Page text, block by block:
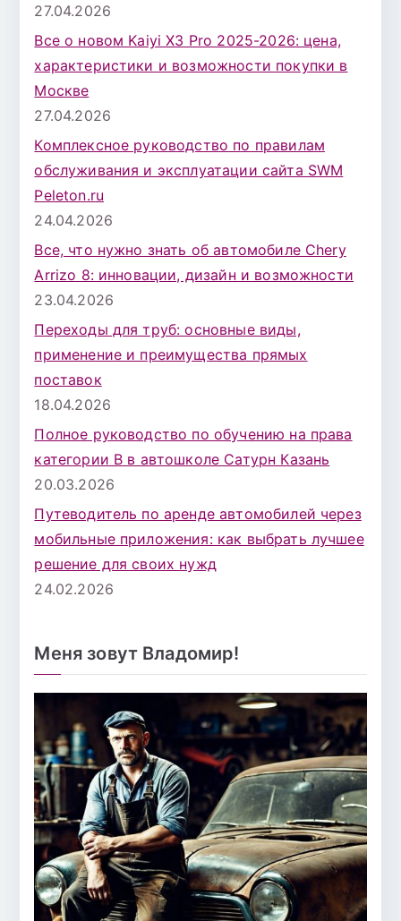
27.04.2026
Все о новом Kaiyi X3 Pro 2025-2026: цена,
характеристики и возможности покупки в
Москве
27.04.2026
Комплексное руководство по правилам
обслуживания и эксплуатации сайта SWM
Peleton.ru
24.04.2026
Все, что нужно знать об автомобиле Chery
Arrizo 8: инновации, дизайн и возможности
23.04.2026
Переходы для труб: основные виды,
применение и преимущества прямых
поставок
18.04.2026
Полное руководство по обучению на права
категории B в автошколе Сатурн Казань
20.03.2026
Путеводитель по аренде автомобилей через
мобильные приложения: как выбрать лучшее
решение для своих нужд
24.02.2026
Меня зовут Владомир!